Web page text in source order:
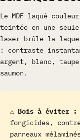
Le MDF laqué
teintée en une
laser brûle la laque
: contraste
argent, blanc,
saumon.
⚠️ Bois à éviter :
fongicides,
panneaux